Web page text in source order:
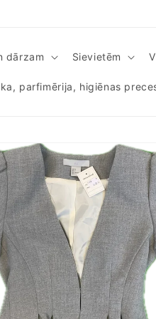
dārzam Sievietēm
parfimērija, higiēnas